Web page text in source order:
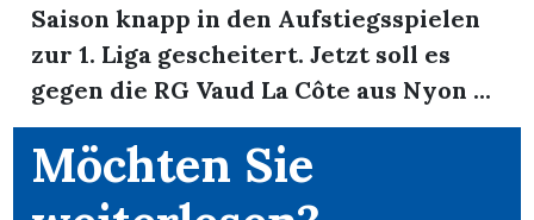
Saison knapp in den Aufstiegsspielen
zur 1. Liga gescheitert. Jetzt soll es
gegen die RG Vaud La Côte aus Nyon ...
Möchten Sie